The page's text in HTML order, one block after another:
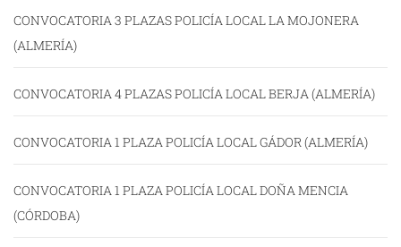
CONVOCATORIA 3 PLAZAS POLICÍA LOCAL LA MOJONERA
(ALMERÍA)
CONVOCATORIA 4 PLAZAS POLICÍA LOCAL BERJA (ALMERÍA)
CONVOCATORIA 1 PLAZA POLICÍA LOCAL GÁDOR (ALMERÍA)
CONVOCATORIA 1 PLAZA POLICÍA LOCAL DOÑA MENCIA
(CÓRDOBA)